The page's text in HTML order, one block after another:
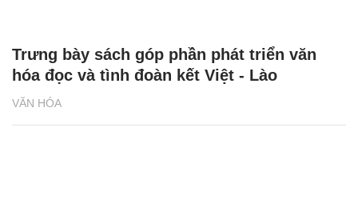
VĂN HÓA
Trưng bày sách góp phần phát triển văn
hóa đọc và tình đoàn kết Việt - Lào